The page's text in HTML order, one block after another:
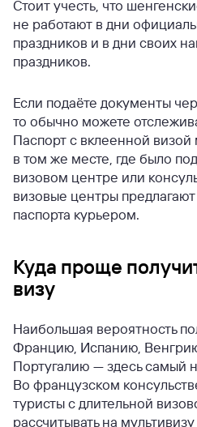
Стоит учесть, что
не работают в дни
праздников и в дни своих
праздников.
Если подаёте документы
то обычно можете
Паспорт с вклеенной
в том же месте, где было
визовом центре или
визовые центры предлагают
паспорта курьером.
Куда проще
визу
Наибольшая вероятность
Францию, Испанию,
Португалию — здесь самый
Во французском
туристы с длительной
рассчитывать на